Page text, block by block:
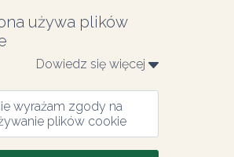
używa plików
Dowiedz się więcej
wyrażam zgody na
plików cookie